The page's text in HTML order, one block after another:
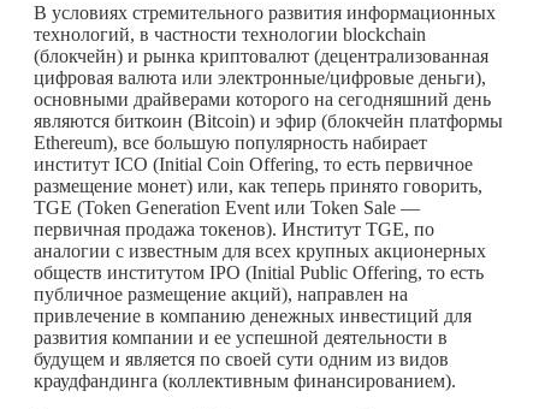
В условиях стремительного развития информационных
технологий, в частности технологии blockchain
(блокчейн) и рынка криптовалют (децентрализованная
цифровая валюта или электронные/цифровые деньги),
основными драйверами которого на сегодняшний день
являются биткоин (Bitcoin) и эфир (блокчейн платформы
Ethereum), все большую популярность набирает
институт ICO (Initial Coin Offering, то есть первичное
размещение монет) или, как теперь принято говорить,
TGE (Token Generation Event или Token Sale —
первичная продажа токенов). Институт TGE, по
аналогии с известным для всех крупных акционерных
обществ институтом IPO (Initial Public Offering, то есть
публичное размещение акций), направлен на
привлечение в компанию денежных инвестиций для
развития компании и ее успешной деятельности в
будущем и является по своей сути одним из видов
краудфандинга (коллективным финансированием).